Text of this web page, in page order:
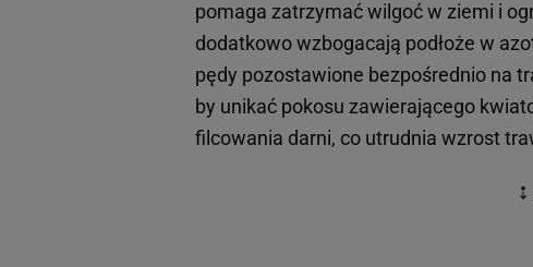
pomaga zatrzymać wilgoć w ziemi i
dodatkowo wzbogacają podłoże w
pędy pozostawione bezpośrednio na
by unikać pokosu zawierającego
filcowania darni, co utrudnia wzrost